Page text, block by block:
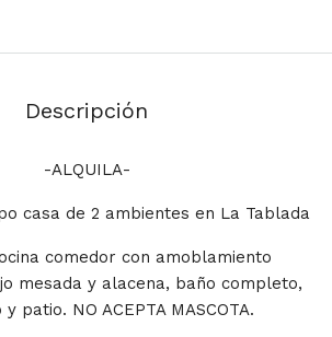
Descripción
-ALQUILA-
casa de 2 ambientes en La Tablada
comedor con amoblamiento
mesada y alacena, baño completo,
patio. NO ACEPTA MASCOTA.